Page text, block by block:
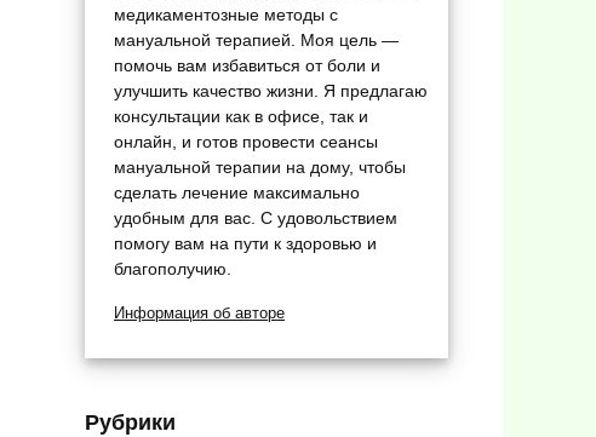
медикаментозные методы с
мануальной терапией. Моя цель —
помочь вам избавиться от боли и
улучшить качество жизни. Я предлагаю
консультации как в офисе, так и
онлайн, и готов провести сеансы
мануальной терапии на дому, чтобы
сделать лечение максимально
удобным для вас. С удовольствием
помогу вам на пути к здоровью и
благополучию.
Информация об авторе
Рубрики